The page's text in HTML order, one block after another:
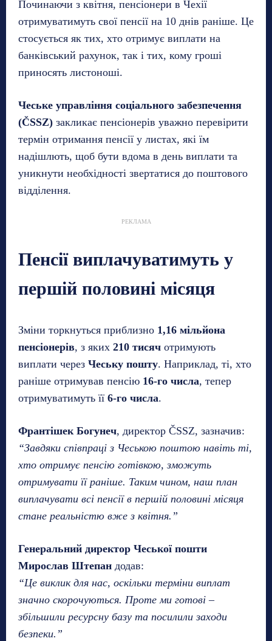
Починаючи з квітня, пенсіонери в Чехії
отримуватимуть свої пенсії на 10 днів раніше. Це
стосується як тих, хто отримує виплати на
банківський рахунок, так і тих, кому гроші
приносять листоноші.
Чеське управління соціального забезпечення
(ČSSZ) закликає пенсіонерів уважно перевірити
термін отримання пенсії у листах, які їм
надішлють, щоб бути вдома в день виплати та
уникнути необхідності звертатися до поштового
відділення.
РЕКЛАМА
Пенсії виплачуватимуть у
першій половині місяця
Зміни торкнуться приблизно 1,16 мільйона
пенсіонерів, з яких 210 тисяч отримують
виплати через Чеську пошту. Наприклад, ті, хто
раніше отримував пенсію 16-го числа, тепер
отримуватимуть її 6-го числа.
Франтішек Богунеч, директор ČSSZ, зазначив:
“Завдяки співпраці з Чеською поштою навіть ті,
хто отримує пенсію готівкою, зможуть
отримувати її раніше. Таким чином, наш план
виплачувати всі пенсії в першій половині місяця
стане реальністю вже з квітня.”
Генеральний директор Чеської пошти
Мирослав Штепан додав:
“Це виклик для нас, оскільки терміни виплат
значно скорочуються. Проте ми готові –
збільшили ресурсну базу та посилили заходи
безпеки.”